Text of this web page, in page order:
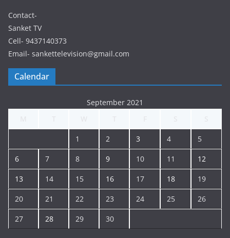
Contact-
Sanket TV
Cell- 9437140373
Email- sankettelevision@gmail.com
Calendar
September 2021
1 2 3 4 5
6 7 8 9 10 11 12
13 14 15 16 17 18 19
20 21 22 23 24 25 26
27 28 29 30